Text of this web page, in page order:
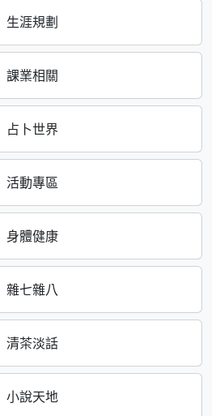
生涯規劃
課業相關
占卜世界
活動專區
身體健康
雜七雜八
清茶淡話
小說天地